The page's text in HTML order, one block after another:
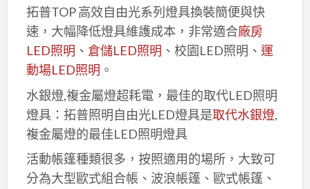
拓普TOP 高效自由光系列燈具換裝簡便與快
速，大幅降低燈具維護成本，非常適合廠房
LED照明 、 倉儲LED照明 、校園LED照明、 運
動場LED照明 。
水銀燈,複金屬燈超耗電，最佳的取代LED照明
燈具：拓普照明自由光LED燈具是取代水銀燈,
複金屬燈的最佳LED照明燈具
活動帳篷種類很多，按照適用的場所，大致可
分為大型歐式組合帳、波浪帳篷、歐式帳篷、